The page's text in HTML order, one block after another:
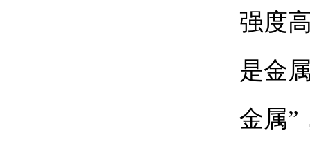
强度
是金
金属”